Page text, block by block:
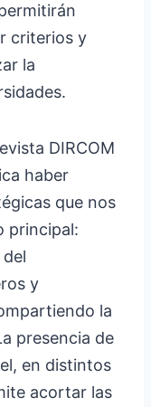
criterios y
la
DIRCOM
haber
que nos
principal:
y
la
presencia de
en distintos
acortar las